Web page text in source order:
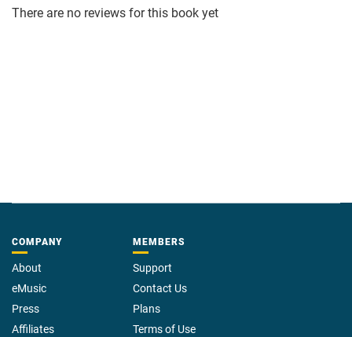
There are no reviews for this book yet
COMPANY
About
eMusic
Press
Affiliates
MEMBERS
Support
Contact Us
Plans
Terms of Use